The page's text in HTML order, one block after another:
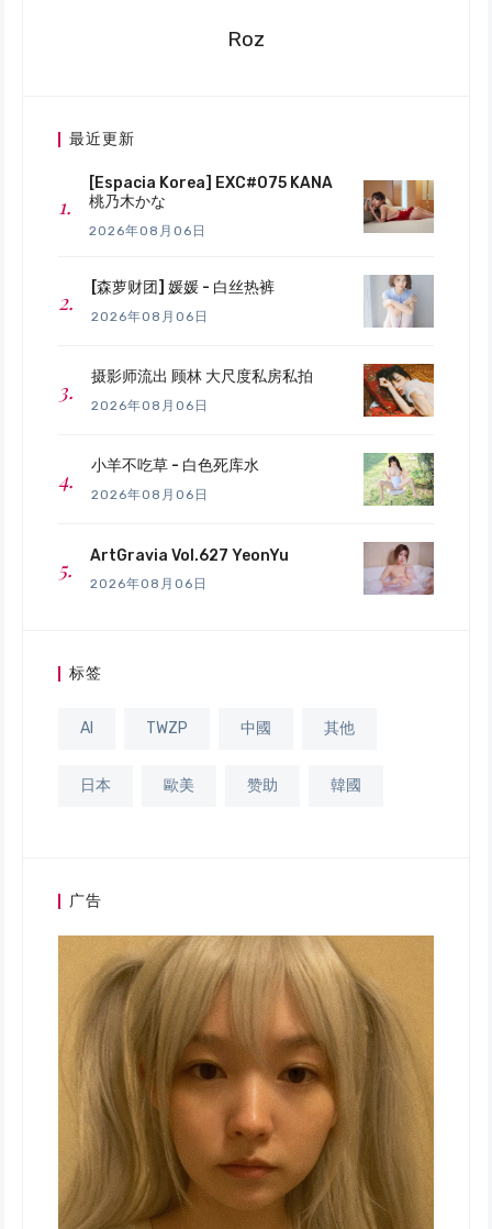
Roz
最近更新
[Espacia Korea] EXC#075 KANA
桃乃木かな
2026年08月06日
[森萝财团] 媛媛 - 白丝热裤
2026年08月06日
摄影师流出 顾林 大尺度私房私拍
2026年08月06日
小羊不吃草 - 白色死库水
2026年08月06日
ArtGravia Vol.627 YeonYu
2026年08月06日
标签
AI TWZP 中國 其他
日本 歐美 赞助 韓國
广告